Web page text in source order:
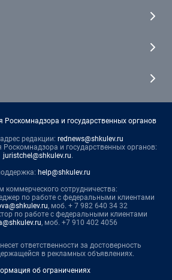
Роскомнадзора и государственных органов
редакции: rednews@shkulev.ru
и государственных органов:
juristchel@shkulev.ru.
help@shkulev.ru
коммерческого сотрудничества:
по работе с федеральными клиентами
, моб. + 7 982 640 34 32
по работе с федеральными клиентами
, моб. +7 910 402 4056
ответственности за достоверность
в рекламных объявлениях.
об ограничениях